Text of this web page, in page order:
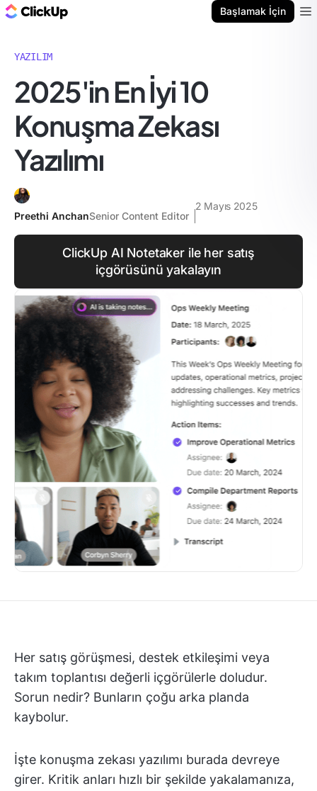
Başlamak İçin
YAZILIM
2025'in En İyi 10
Konuşma Zekası
Yazılımı
Preethi AnchanSenior Content Editor
2 Mayıs 2025
ClickUp AI Notetaker ile her satış
içgörüsünü yakalayın
Her satış görüşmesi, destek etkileşimi veya
takım toplantısı değerli içgörülerle doludur.
Sorun nedir? Bunların çoğu arka planda
kaybolur.
İşte konuşma zekası yazılımı burada devreye
girer. Kritik anları hızlı bir şekilde yakalamanıza,